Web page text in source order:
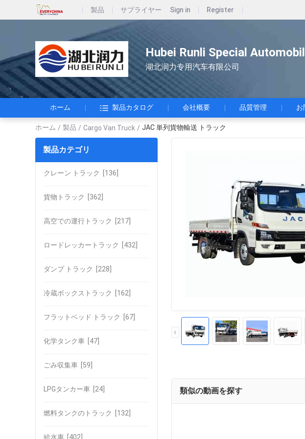
製品 サプライヤー Sign in Register
Hubei Runli Special
湖北润力专用汽车有限公司
ホーム 製品カタログ 会社概要 品質管理 お
ホーム / 製品 / Cargo Van Truck / JAC 単列貨物輸送 トラック
製品カテゴリ
クレーン トラック [136]
貨物トラック [362]
高空での運行トラック [217]
ロードレッカートラック [432]
ダンプ トラック [228]
冷蔵ボックストラック [162]
フラットベッド トラック [67]
化学タンク車 [47]
ごみ収集車 [59]
LPGタンカー車 [24]
燃料タンクのトラック [132]
給水車 [402]
類似の動画を探す